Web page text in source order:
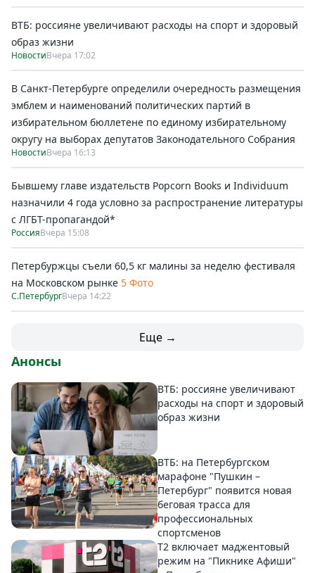
ВТБ: россияне увеличивают расходы на спорт и здоровый
образ жизни
НовостиВчера 17:02
В Санкт-Петербурге определили очередность размещения
эмблем и наименований политических партий в
избирательном бюллетене по единому избирательному
округу на выборах депутатов Законодательного Собрания
НовостиВчера 16:13
Бывшему главе издательств Popcorn Books и Individuum
назначили 4 года условно за распространение литературы
с ЛГБТ-пропагандой*
РоссияВчера 15:08
Петербуржцы съели 60,5 кг малины за неделю фестиваля
на Московском рынке 5 Фото
С.ПетербургВчера 14:22
Еще →
Анонсы
ВТБ: россияне увеличивают
расходы на спорт и здоровый
образ жизни
ВТБ: на Петербургском
марафоне "Пушкин –
Петербург" появится новая
беговая трасса для
профессиональных
спортсменов
Т2 включает маджентовый
режим на "Пикнике Афиши"